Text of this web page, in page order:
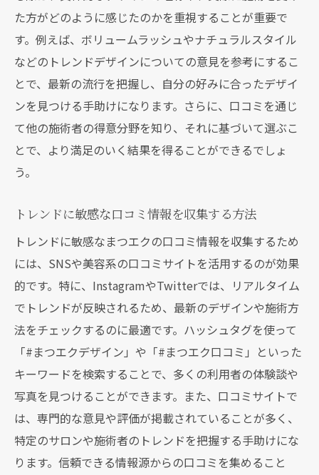
た方がどのように感じたのかを重視することが重要で
す。例えば、ボリュームラッシュやナチュラルスタイル
などのトレンドデザインについての意見を参考にするこ
とで、最新の流行を把握し、自分の好みに合ったデザイ
ンを見つける手助けになります。さらに、口コミを通じ
て他の施術者の得意分野を知り、それに基づいて選ぶこ
とで、より満足のいく結果を得ることができるでしょ
う。
トレンドに敏感な口コミ情報を収集する方法
トレンドに敏感なまつエクの口コミ情報を収集するため
には、SNSや美容系の口コミサイトを活用するのが効果
的です。特に、InstagramやTwitterでは、リアルタイム
でトレンドが反映されるため、最新のデザインや施術方
法をチェックするのに最適です。ハッシュタグを使って
「#まつエクデザイン」や「#まつエク口コミ」といった
キーワードを検索することで、多くの利用者の体験談や
写真を見つけることができます。また、口コミサイトで
は、専門的な意見や評価が掲載されていることが多く、
特定のサロンや施術者のトレンドを把握する手助けにな
ります。信頼できる情報源からの口コミを集めること